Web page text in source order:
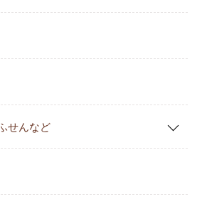
せんなど